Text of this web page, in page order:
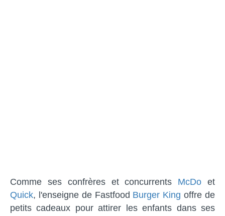
Comme ses confrères et concurrents McDo et
Quick, l'enseigne de Fastfood Burger King offre de
petits cadeaux pour attirer les enfants dans ses